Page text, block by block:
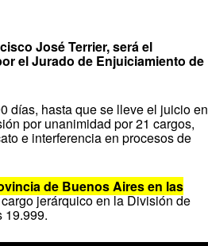
José Terrier, será el
el Jurado de Enjuiciamiento de
días, hasta que se lleve el juicio en
por unanimidad por 21 cargos,
e interferencia en procesos de
de Buenos Aires en las
jerárquico en la División de
19.999.